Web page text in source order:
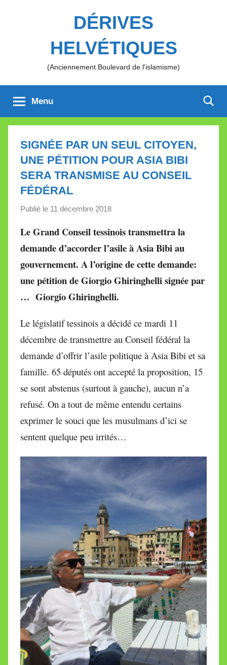
DÉRIVES
HELVÉTIQUES
(Anciennement Boulevard de l'islamisme)
Menu
SIGNÉE PAR UN SEUL CITOYEN,
UNE PÉTITION POUR ASIA BIBI
SERA TRANSMISE AU CONSEIL
FÉDÉRAL
Publié le 11 décembre 2018
r
M
i
i
l
e
V
e
t
t
Le Grand Conseil tessinois transmettra la
demande d’accorder l’asile à Asia Bibi au
gouvernement. A l’origine de cette demande:
une pétition de Giorgio Ghiringhelli signée par
… Giorgio Ghiringhelli.
Le législatif tessinois a décidé ce mardi 11
décembre de transmettre au Conseil fédéral la
demande d’offrir l’asile politique à Asia Bibi et sa
famille. 65 députés ont accepté la proposition, 15
se sont abstenus (surtout à gauche), aucun n’a
refusé. On a tout de même entendu certains
exprimer le souci que les musulmans d’ici se
sentent quelque peu irrités…